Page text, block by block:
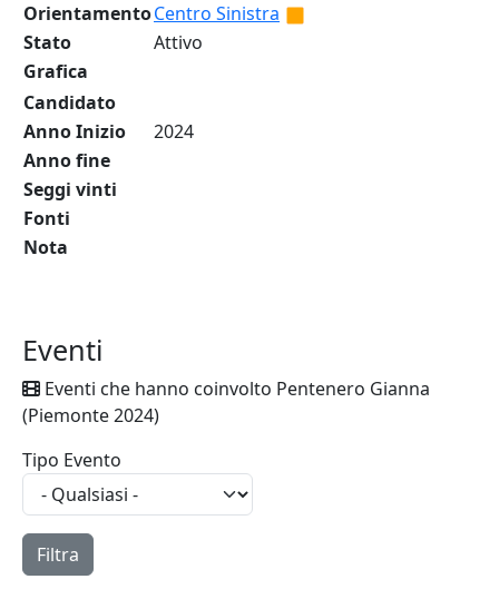
OrientamentoCentro Sinistra
Stato
Attivo
Grafica
Candidato
Anno Inizio
2024
Anno fine
Seggi vinti
Fonti
Nota
Eventi
Eventi che hanno coinvolto Pentenero Gianna
(Piemonte 2024)
Tipo Evento